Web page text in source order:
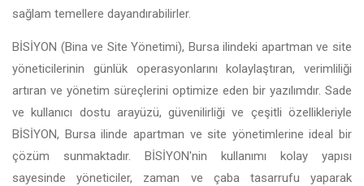
sağlam temellere dayandırabilirler.
BİSİYON (Bina ve Site Yönetimi), Bursa ilindeki apartman ve site
yöneticilerinin günlük operasyonlarını kolaylaştıran, verimliliği
artıran ve yönetim süreçlerini optimize eden bir yazılımdır. Sade
ve kullanıcı dostu arayüzü, güvenilirliği ve çeşitli özellikleriyle
BİSİYON, Bursa ilinde apartman ve site yönetimlerine ideal bir
çözüm sunmaktadır. BİSİYON'nin kullanımı kolay yapısı
sayesinde yöneticiler, zaman ve çaba tasarrufu yaparak